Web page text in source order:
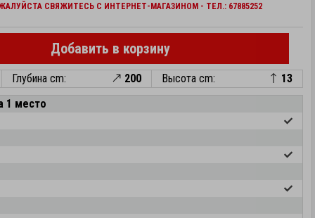
СВЯЖИТЕСЬ С ИНТЕРНЕТ-МАГАЗИНОМ - ТЕЛ.: 67885252
Добавить в корзину
Глубина cm: 200 Высота cm:
13
1 место